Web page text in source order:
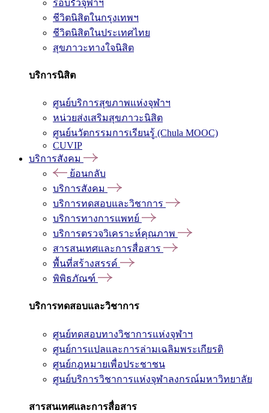
รอบรั้วจุฬาฯ
ชีวิตนิสิตในกรุงเทพฯ
ชีวิตนิสิตในประเทศไทย
สุขภาวะทางใจนิสิต
บริการนิสิต
ศูนย์บริการสุขภาพแห่งจุฬาฯ
หน่วยส่งเสริมสุขภาวะนิสิต
ศูนย์นวัตกรรมการเรียนรู้ (Chula MOOC)
CUVIP
บริการสังคม
ย้อนกลับ
บริการสังคม
บริการทดสอบและวิชาการ
บริการทางการแพทย์
บริการตรวจวิเคราะห์คุณภาพ
สารสนเทศและการสื่อสาร
พื้นที่สร้างสรรค์
พิพิธภัณฑ์
บริการทดสอบและวิชาการ
ศูนย์ทดสอบทางวิชาการแห่งจุฬาฯ
ศูนย์การแปลและการล่ามเฉลิมพระเกียรติ
ศูนย์กฎหมายเพื่อประชาชน
ศูนย์บริการวิชาการแห่งจุฬาลงกรณ์มหาวิทยาลัย
สารสนเทศและการสื่อสาร